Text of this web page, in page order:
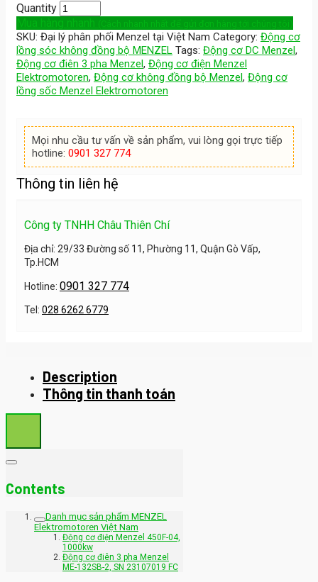
Quantity
Mua hàng nhanh (Cách nhanh nhất để gửi đơn hàng tới chúng tôi)
SKU: Đại lý phân phối Menzel tại Việt Nam Category: Động cơ
lồng sóc không đồng bộ MENZEL Tags: Động cơ DC Menzel,
Động cơ điên 3 pha Menzel, Động cơ điện Menzel
Elektromotoren, Động cơ không đồng bộ Menzel, Động cơ
lồng sốc Menzel Elektromotoren
Mọi nhu cầu tư vấn về sản phẩm, vui lòng gọi trực tiếp
hotline: 0901 327 774
Thông tin liên hệ
Công ty TNHH Châu Thiên Chí
Địa chỉ: 29/33 Đường số 11, Phường 11, Quận Gò Vấp,
Tp.HCM
Hotline: 0901 327 774
Tel: 028 6262 6779
Description
Thông tin thanh toán
Contents
Danh mục sản phẩm MENZEL
Elektromotoren Việt Nam
Động cơ điện Menzel 450F-04,
1000kw
Động cơ điên 3 pha Menzel
ME-132SB-2, SN 23107019 FC